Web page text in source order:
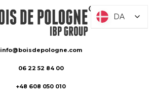
info@boisdepologne.com
06 22 52 84 00
+48 608 050 010
DA
DA